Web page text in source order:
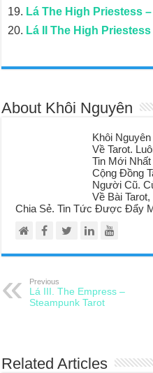
Lá The High Priestess
Lá II The High
About Khôi Nguyên
Khôi
Về Tarot.
Tin Mới
Cộng Đồng
Người Cũ.
Về Bài
Chia Sẻ. Tin Tức Được Đẩy
Previous
Lá III. The Empress –
Steampunk Tarot
Related Articles